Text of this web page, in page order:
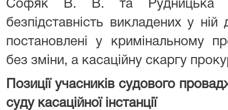
Софяк В. В. та Рудницька
безпідставність викладених у
постановлені у кримінальному
без зміни, а касаційну скаргу
Позиції учасників судового
суду касаційної інстанції